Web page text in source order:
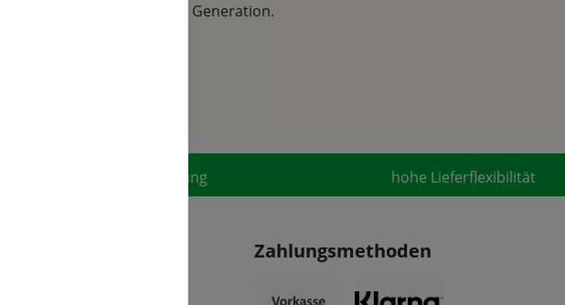
der 6. Generation.
langjährige Branchenerfahrung hohe Lieferflexibilität
Zahlungsmethoden